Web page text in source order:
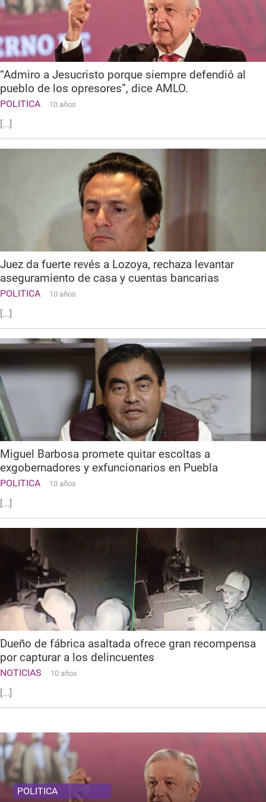
“Admiro a Jesucristo porque siempre defendió al
pueblo de los opresores”, dice AMLO.
POLITICA 10 años
[...]
Juez da fuerte revés a Lozoya, rechaza levantar
aseguramiento de casa y cuentas bancarias
POLITICA 10 años
[...]
Miguel Barbosa promete quitar escoltas a
exgobernadores y exfuncionarios en Puebla
POLITICA 10 años
[...]
Dueño de fábrica asaltada ofrece gran recompensa
por capturar a los delincuentes
NOTICIAS 10 años
[...]
POLITICA